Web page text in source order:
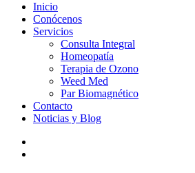
Inicio
Conócenos
Servicios
Consulta Integral
Homeopatía
Terapia de Ozono
Weed Med
Par Biomagnético
Contacto
Noticias y Blog